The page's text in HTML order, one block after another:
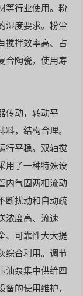
等行业使用。粉
湿度要求。粉尘
搅拌效率高、占
合陶瓷，使用寿
动，转动平
，结构合理。
行平稳。双轴搅
用了一种特殊设
内气固两相流动
断扰动和自动疏
浓度高、流速
、可靠性大大提
综合利用。调节
油泵集中供给四
的使用维护，